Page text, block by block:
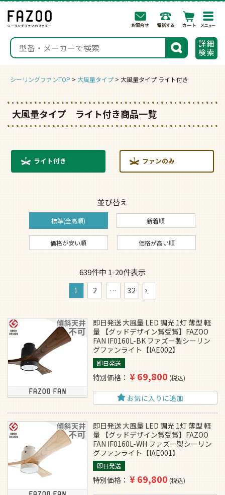
検索
シーリングファンTOP 大風量タイプ 大風量タイプ ライト付き
大風量タイプ ライト付き商品一覧
ライト付き ファンのみ
並び替え
標準(全高順) 新着順
価格が安い順 価格が高い順
639件中 1-20件表示
1 2 … 32
即日発送 大風量 LED 調光 1灯 薄型 軽
量 【グッドデザイン賞受賞】FAZOO
FAN IF0160L-BK ファズー製シーリン
グファンライト【IAE002】
即日発送
特別価格 ¥69,800 税込
お気に入りに追加
即日発送 大風量 LED 調光 1灯 薄型 軽
量 【グッドデザイン賞受賞】FAZOO
FAN IF0160L-WH ファズー製シーリン
グファンライト【IAE001】
即日発送
特別価格 ¥69,800 税込